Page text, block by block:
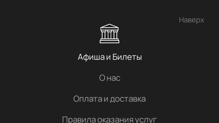
Наверх
Афиша и Билеты
О нас
Оплата и доставка
Правила оказания услуг